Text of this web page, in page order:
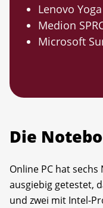
Lenovo
Medion
Microsoft
Die
Online PC hat
ausgiebig getestet,
und zwei mit Intel-